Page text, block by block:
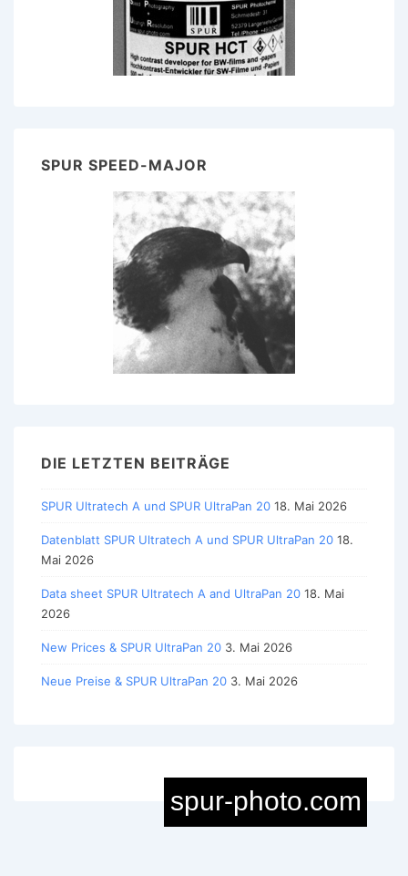
SPUR SPEED-MAJOR
DIE LETZTEN BEITRÄGE
SPUR Ultratech A und SPUR UltraPan 20 18. Mai 2026
Datenblatt SPUR Ultratech A und SPUR UltraPan 20 18.
Mai 2026
Data sheet SPUR Ultratech A and UltraPan 20 18. Mai
2026
New Prices & SPUR UltraPan 20 3. Mai 2026
Neue Preise & SPUR UltraPan 20 3. Mai 2026